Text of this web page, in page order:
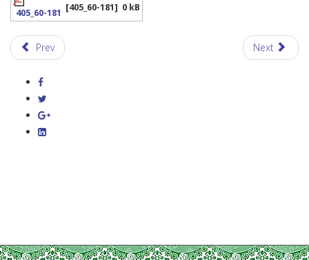
405_60-181 [405_60-181] 0 kB
Prev Next